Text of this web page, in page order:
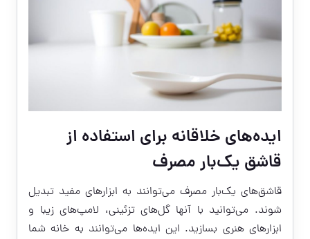
ایده‌های خلاقانه برای استفاده از
قاشق یک‌بار مصرف
قاشق‌های یک‌بار مصرف می‌توانند به ابزارهای مفید تبدیل
شوند. می‌توانید با آنها گل‌های تزئینی، لامپ‌های زیبا و
ابزارهای هنری بسازید. این ایده‌ها می‌توانند به خانه شما